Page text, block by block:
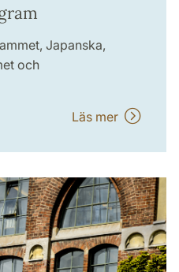
Japanska,
och
Läs mer